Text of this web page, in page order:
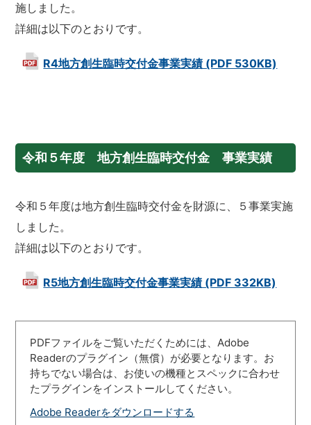
施しました。
詳細は以下のとおりです。
R4地方創生臨時交付金事業実績 (PDF 530KB)
令和５年度 地方創生臨時交付金 事業実績
令和５年度は地方創生臨時交付金を財源に、５事業実施
しました。
詳細は以下のとおりです。
R5地方創生臨時交付金事業実績 (PDF 332KB)
PDFファイルをご覧いただくためには、Adobe
Readerのプラグイン（無償）が必要となります。お
持ちでない場合は、お使いの機種とスペックに合わせ
たプラグインをインストールしてください。
Adobe Readerをダウンロードする